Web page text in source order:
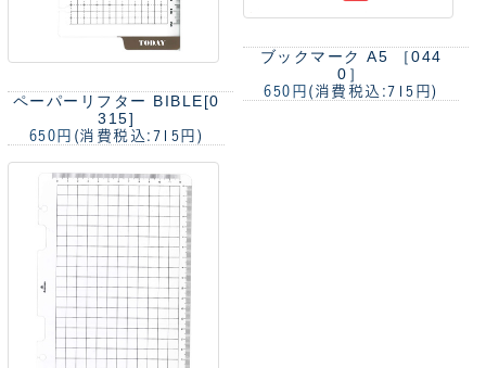
ペーパーリフター BIBLE[0
315]
650円 (消費税込:715円)
ブックマーク A5 ［044
0］
650円 (消費税込:715円)